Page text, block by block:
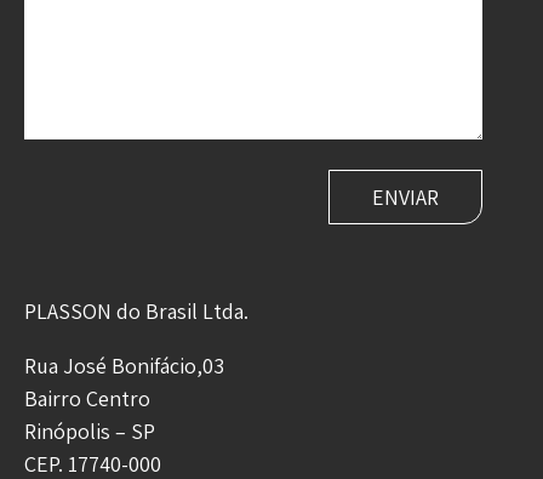
PLASSON do Brasil Ltda.
Rua José Bonifácio,03
Bairro Centro
Rinópolis – SP
CEP. 17740-000